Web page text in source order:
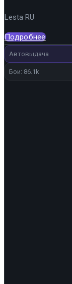
6
300 ₽.
Lesta RU
Подробнее
Автовыдача
Бои: 86.1k